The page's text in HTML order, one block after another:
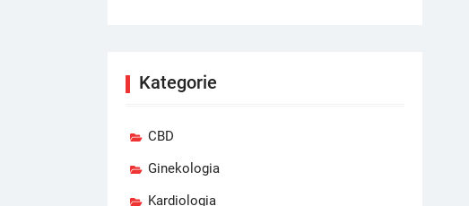
Kategorie
CBD
Ginekologia
Kardiologia